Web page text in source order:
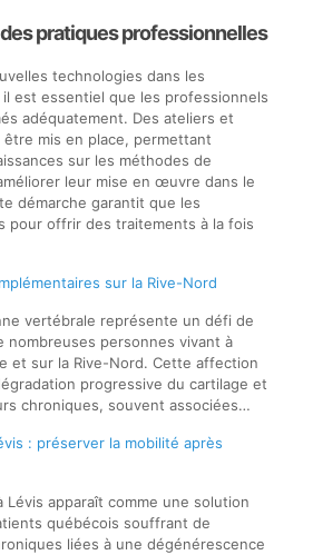
pratiques professionnelles
technologies dans les
est essentiel que les professionnels
adéquatement. Des ateliers et
être mis en place, permettant
sur les méthodes de
leur mise en œuvre dans le
démarche garantit que les
pour offrir des traitements à la fois
sur la Rive-Nord
vertébrale représente un défi de
nombreuses personnes vivant à
et sur la Rive-Nord. Cette affection
progressive du cartilage et
chroniques, souvent associées…
: préserver la mobilité après
Lévis apparaît comme une solution
québécois souffrant de
liées à une dégénérescence